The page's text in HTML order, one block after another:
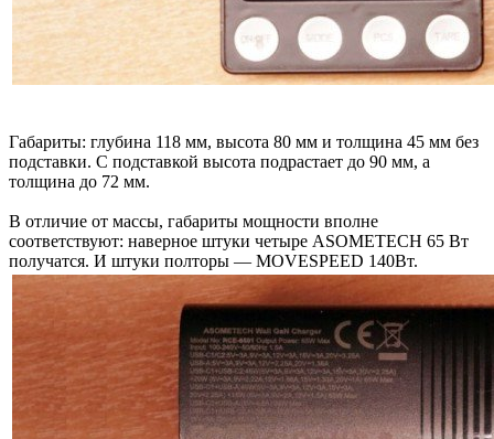
Габариты: глубина 118 мм, высота 80 мм и толщина 45 мм без
подставки. С подставкой высота подрастает до 90 мм, а
толщина до 72 мм.
В отличие от массы, габариты мощности вполне
соответствуют: наверное штуки четыре ASOMETECH 65 Вт
получатся. И штуки полторы — MOVESPEED 140Вт.